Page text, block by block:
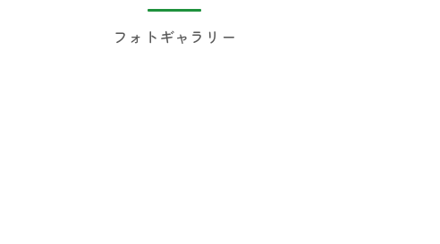
フォトギャラリー